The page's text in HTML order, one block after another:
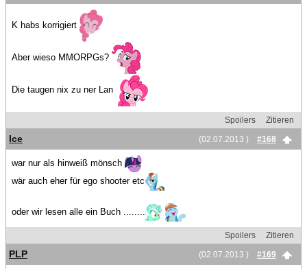
K habs korrigiert
Aber wieso MMORPGs?
Die taugen nix zu ner Lan
Spoilers
Zitieren
(02.07.2013 )
#168
Ice
war nur als hinweiß mönsch
wär auch eher für ego shooter etc
oder wir lesen alle ein Buch ........
Spoilers
Zitieren
(02.07.2013 )
#169
PLP